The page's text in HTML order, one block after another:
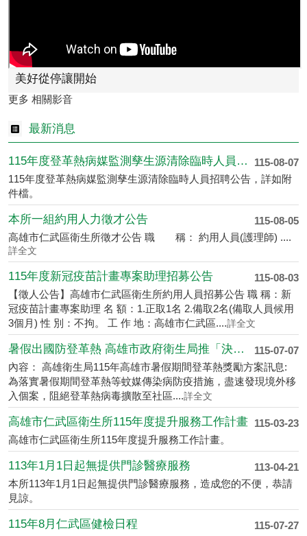
美好從停讓開始
更多 相關影音
最新消息
115-08-07
115年度登革熱病媒監測孳生源清除臨時人員招聘公告
115年度登革熱病媒監測孳生源清除臨時人員招聘公告，詳如附
件檔。
115-08-05
本所一組約用人力徵才公告
高雄市仁武區衛生所徵才公告 職 稱： 約用人員(護理師) ....
詳全文
115-08-03
115年度新冠疫苗計畫專案助理招募公告
【徵人公告】高雄市仁武區衛生所約用人員招募公告 職 稱：新
冠疫苗計畫專案助理 名 額：1.正取1名 2.備取2名(備取人員候用
3個月) 性 別：不拘。 工 作 地：高雄市仁武區....詳全文
115-07-07
暑假出國防登革熱 高雄市政府衛生局推「決戰境外」獎勵專案出國前領防蚊液、返國主動告知TOCC並篩檢送....
內容： 高雄衛生局115年高雄市暑假期間登革熱獎勵方案訊息:
為落實暑假期間登革熱等蚊媒傳染病防疫措施，盡速發現境外移
入個案，阻絕登革熱病毒擴散至社區....詳全文
115-03-23
高雄市仁武區衛生所115年度提升服務工作計畫
高雄市仁武區衛生所115年度提升服務工作計畫。
113-04-21
113年1月1日起無提供門診醫療服務
本所113年1月1日起無提供門診醫療服務，造成您的不便，恭請
見諒。
115-07-27
115年8月仁武區健檢日程